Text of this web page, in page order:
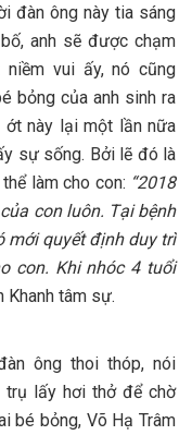
đàn ông này tia sáng
anh sẽ được chạm
vui ấy, nó cũng
bỏng của anh sinh ra
này lại một lần nữa
sự sống. Bởi lẽ đó là
làm cho con: “2018
con luôn. Tại bệnh
mới quyết định duy trì
con. Khi nhóc 4 tuổi
Khanh tâm sự.
ông thoi thóp, nói
trụ lấy hơi thở để chờ
bé bỏng, Võ Hạ Trâm